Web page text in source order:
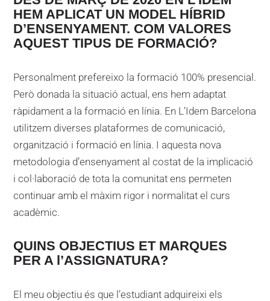
HEM APLICAT UN MODEL HÍBRID
D’ENSENYAMENT. COM VALORES
AQUEST TIPUS DE FORMACIÓ?
Personalment prefereixo la formació 100% presencial.
Però donada la situació actual, ens hem adaptat
ràpidament a la formació en línia. En L’Idem Barcelona
utilitzem diverses plataformes de comunicació,
organització i formació en línia. I aquesta nova
metodologia d’ensenyament al costat de la implicació
i col·laboració de tota la comunitat ens permeten
continuar amb el màxim rigor i normalitat el curs
acadèmic.
QUINS OBJECTIUS ET MARQUES
PER A l’ASSIGNATURA?
El meu objectiu és que l’estudiant adquireixi els